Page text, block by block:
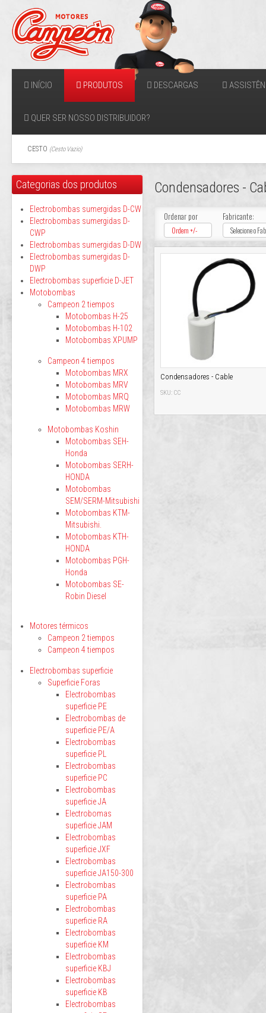
INÍCIO PRODUTOS DESCARGAS
QUER SER NOSSO DISTRIBUIDOR?
CESTO (Cesto Vazio)
Condensadores -
Ordenar por
Ordem +/-
Fabricante:
Selecione o
Condensadores - Cable
SKU: CC
Categorias dos produtos
Electrobombas sumergidas D-CW
Electrobombas sumergidas D-
CWP
Electrobombas sumergidas D-DW
Electrobombas sumergidas D-
DWP
Electrobombas superficie D-JET
Motobombas
Campeon 2 tiempos
Motobombas H-25
Motobombas H-102
Motobombas XPUMP
Campeon 4 tiempos
Motobombas MRX
Motobombas MRV
Motobombas MRQ
Motobombas MRW
Motobombas Koshin
Motobombas SEH-
Honda
Motobombas SERH-
HONDA
Motobombas
SEM/SERM-Mitsubishi
Motobombas KTM-
Mitsubishi.
Motobombas KTH-
HONDA
Motobombas PGH-
Honda
Motobombas SE-
Robin Diesel
Motores térmicos
Campeon 2 tiempos
Campeon 4 tiempos
Electrobombas superficie
Superficie Foras
Electrobombas
superficie PE
Electrobombas de
superficie PE/A
Electrobombas
superficie PL
Electrobombas
superficie PC
Electrobombas
superficie JA
Electrobomas
superficie JAM
Electrobombas
superficie JXF
Electrobombas
superficie JA150-300
Electrobombas
superficie PA
Electrobombas
superficie RA
Electrobombas
superficie KM
Electrobombas
superficie KBJ
Electrobombas
superficie KB
Electrobombas